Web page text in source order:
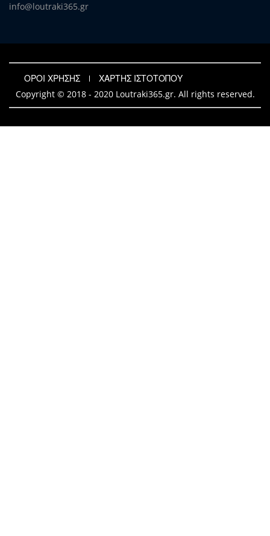
info@loutraki365.gr
ΟΡΟΙ ΧΡΗΣΗΣ
ΧΑΡΤΗΣ ΙΣΤΟΤΟΠΟΥ
Copyright © 2018 - 2020 Loutraki365.gr. All rights reserved.